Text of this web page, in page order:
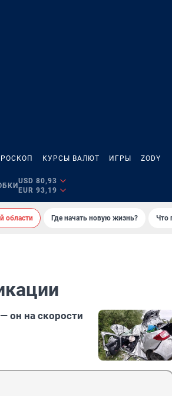
КУРСЫ ВАЛЮТ ИГРЫ ZODY
USD 80,93
EUR 93,19
области Где начать новую жизнь? Что
он на скорости